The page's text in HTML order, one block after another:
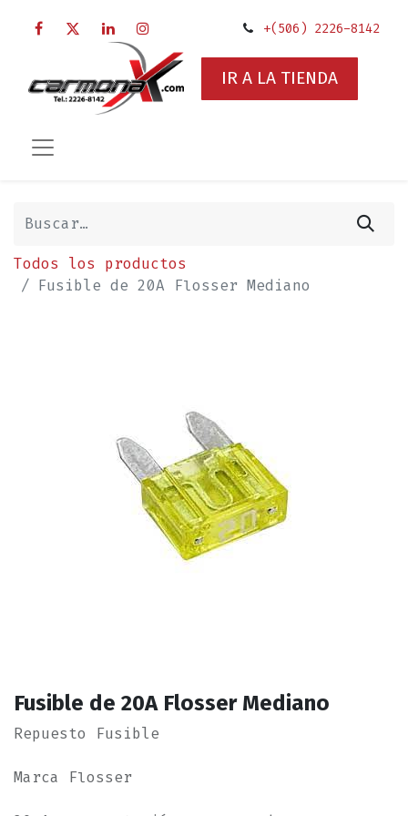
+(506) 2226-8142
IR A LA TIENDA
Todos los productos
Fusible de 20A Flosser Mediano
Fusible de 20A Flosser Mediano
Repuesto Fusible
Marca Flosser